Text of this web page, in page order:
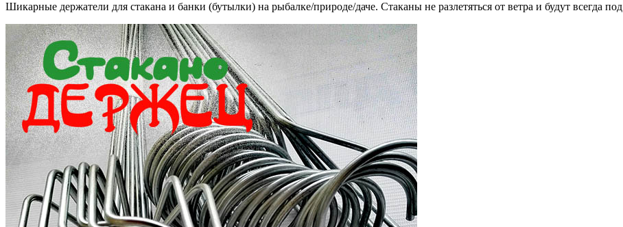
Шикарные держатели для стакана и банки (бутылки) на рыбалке/природе/даче. Стаканы не разлетяться от ветра и будут всегда